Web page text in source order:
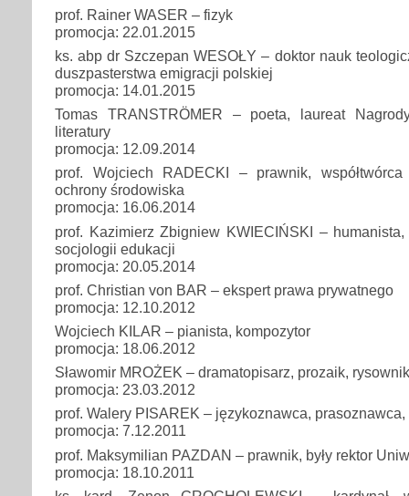
prof. Rainer WASER – fizyk
promocja: 22.01.2015
ks. abp dr Szczepan WESOŁY – doktor nauk
duszpasterstwa emigracji polskiej
promocja: 14.01.2015
Tomas TRANSTRÖMER – poeta, laureat
literatury
promocja: 12.09.2014
prof. Wojciech RADECKI – prawnik,
ochrony środowiska
promocja: 16.06.2014
prof. Kazimierz Zbigniew KWIECIŃSKI –
socjologii edukacji
promocja: 20.05.2014
prof. Christian von BAR – ekspert prawa prywatnego
promocja: 12.10.2012
Wojciech KILAR – pianista, kompozytor
promocja: 18.06.2012
Sławomir MROŻEK – dramatopisarz, prozaik, rysownik
promocja: 23.03.2012
prof. Walery PISAREK – językoznawca,
promocja: 7.12.2011
prof. Maksymilian PAZDAN – prawnik, były rektor
promocja: 18.10.2011